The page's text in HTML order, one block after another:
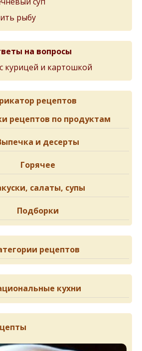
рыбу
на вопросы
курицей и картошкой
рецептов
рецептов по продуктам
и десерты
Горячее
салаты, супы
Подборки
рецептов
кухни